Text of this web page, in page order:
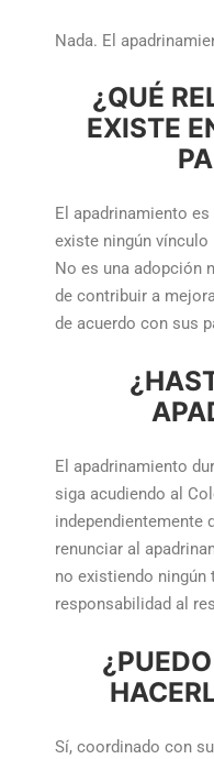
Nada. El
¿QUÉ
EXISTE
El apadrinamiento
existe ningún
No es una adopción
de contribuir a
de acuerdo con sus
El apadrinamiento
siga acudiendo al
independientemente
renunciar al
no existiendo
responsabilidad al
Sí, coordinado con